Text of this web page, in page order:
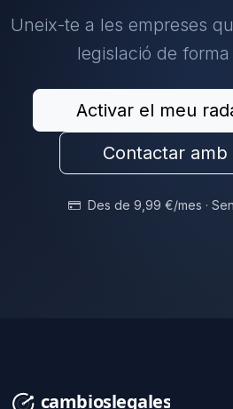
Uneix-te a les empreses
legislació de forma
Activar el meu
Contactar amb
Des de 9,99 €/mes ·